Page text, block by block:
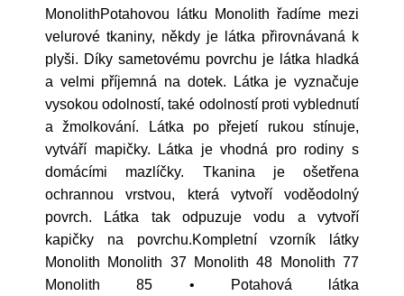
MonolithPotahovou látku Monolith řadíme mezi
velurové tkaniny, někdy je látka přirovnávaná k
plyši. Díky sametovému povrchu je látka hladká
a velmi příjemná na dotek. Látka je vyznačuje
vysokou odolností, také odolností proti vyblednutí
a žmolkování. Látka po přejetí rukou stínuje,
vytváří mapičky. Látka je vhodná pro rodiny s
domácími mazlíčky. Tkanina je ošetřena
ochrannou vrstvou, která vytvoří voděodolný
povrch. Látka tak odpuzuje vodu a vytvoří
kapičky na povrchu.Kompletní vzorník látky
Monolith Monolith 37 Monolith 48 Monolith 77
Monolith 85 • Potahová látka